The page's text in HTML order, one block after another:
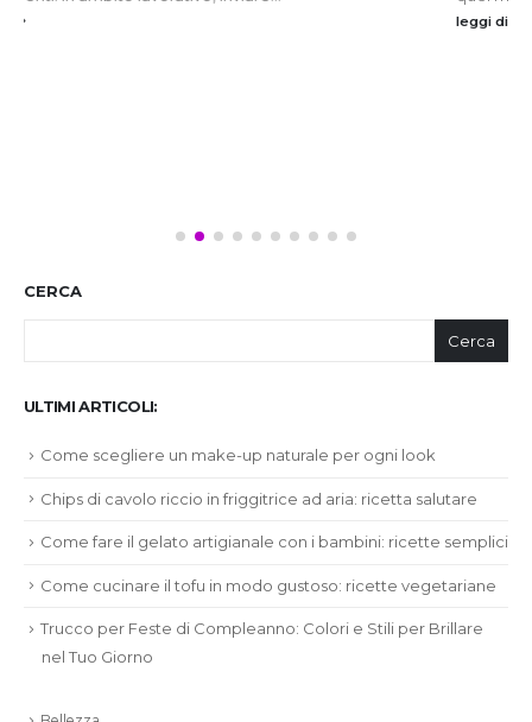
CERCA
Cerca
ULTIMI ARTICOLI:
Come scegliere un make-up naturale per ogni look
Chips di cavolo riccio in friggitrice ad aria: ricetta salutare
Come fare il gelato artigianale con i bambini: ricette semplici
Come cucinare il tofu in modo gustoso: ricette vegetariane
Trucco per Feste di Compleanno: Colori e Stili per Brillare
nel Tuo Giorno